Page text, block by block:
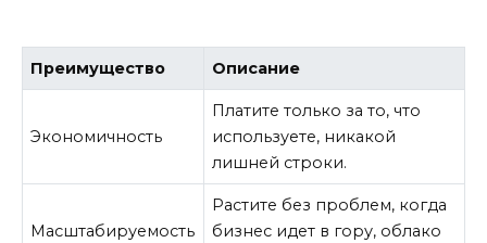
Преимущество Описание
Экономичность
Платите только за то, что
используете, никакой
лишней строки.
Масштабируемость
Растите без проблем, когда
бизнес идет в гору, облако